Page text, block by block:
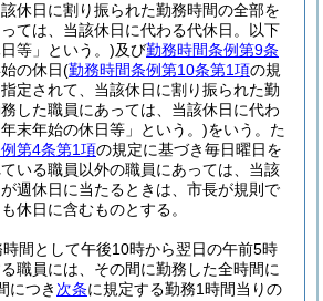
休日に割り振られた勤務時間の全部を
ては、当該休日に代わる代休日。以下
等」という。)及び勤務時間条例第9条
の休日(勤務時間条例第10条第1項の規
定されて、当該休日に割り振られた勤
した職員にあっては、当該休日に代わ
末年始の休日等」という。)をいう。 た
第4条第1項の規定に基づき毎日曜日を
いる職員以外の職員にあっては、当該
週休日に当たるときは、市長が規則で
休日に含むものとする。
間として午後10時から翌日の午前5時
職員には、その間に勤務した全時間に
につき 次条に規定する勤務1時間当りの